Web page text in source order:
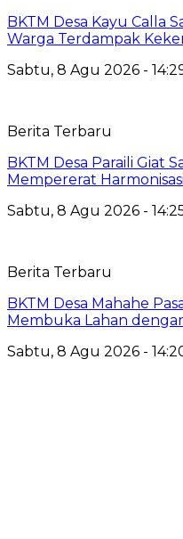
BKTM Desa Kayu Calla
Warga Terdampak
Sabtu, 8 Agu 2026 -
Berita Terbaru
BKTM Desa Paraili Giat
Mempererat Harmonisasi
Sabtu, 8 Agu 2026 -
Berita Terbaru
BKTM Desa Mahahe
Membuka Lahan
Sabtu, 8 Agu 2026 -